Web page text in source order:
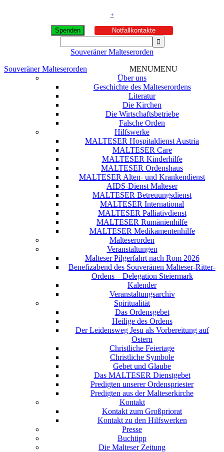
+
Spenden Notfallkontakte
Souveräner Malteserorden
Souveräner Malteserorden
MENUMENU
Über uns
Geschichte des Malteserordens
Literatur
Die Kirchen
Die Wirtschaftsbetriebe
Falsche Orden
Hilfswerke
MALTESER Hospitaldienst Austria
MALTESER Care
MALTESER Kinderhilfe
MALTESER Ordenshaus
MALTESER Alten- und Krankendienst
AIDS-Dienst Malteser
MALTESER Betreuungsdienst
MALTESER International
MALTESER Palliativdienst
MALTESER Rumänienhilfe
MALTESER Medikamentenhilfe
Malteserorden
Veranstaltungen
Malteser Pilgerfahrt nach Rom 2026
Benefizabend des Souveränen Malteser-Ritter-
Ordens – Delegation Steiermark
Kalender
Veranstaltungsarchiv
Spiritualität
Das Ordensgebet
Heilige des Ordens
Der Leidensweg Jesu als Vorbereitung auf
Ostern
Christliche Feiertage
Christliche Symbole
Gebet und Glaube
Das MALTESER Dienstgebet
Predigten unserer Ordenspriester
Predigten aus der Malteserkirche
Kontakt
Kontakt zum Großpriorat
Kontakt zu den Hilfswerken
Presse
Buchtipp
Die Malteser Zeitung